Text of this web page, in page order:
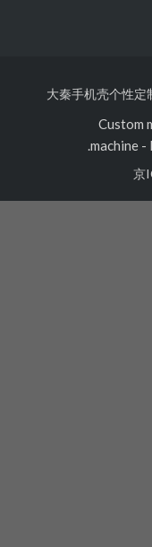
大秦手机